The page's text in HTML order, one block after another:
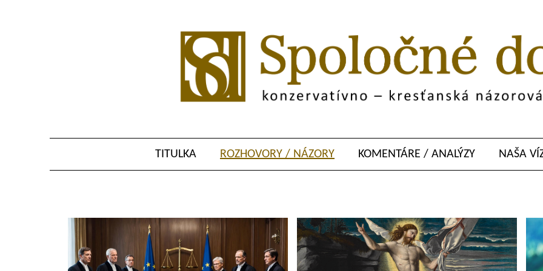
TITULKA ROZHOVORY / NÁZORY KOMENTÁRE / ANALÝZY NAŠA